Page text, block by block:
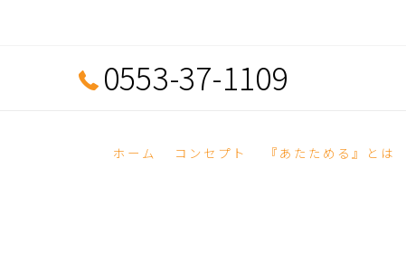
0553-37-1109
ホーム コンセプト 『あたためる』とは